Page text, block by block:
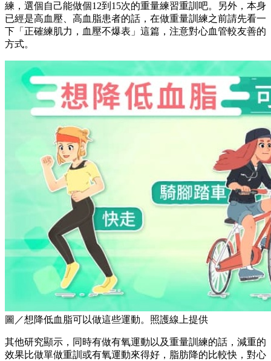
練，選個自己能做個12到15次的重量練習重訓吧。另外，本身
已經是高血壓、高血脂患者的話，在做重量訓練之前請先看一
下「正確練肌力，血壓不爆表」這篇，注意對心血管較友善的
方式。
圖／想降低血脂可以做這些運動。照護線上提供
其他研究顯示，同時有做有氧運動以及重量訓練的話，減重的
效果比做單做重訓或有氧運動來得好，脂肪降的比較快，對心